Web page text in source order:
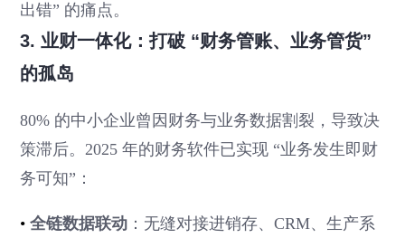
出错” 的痛点。
3. 业财一体化：打破 “财务管账、业务管货”
的孤岛
80% 的中小企业曾因财务与业务数据割裂，导致决
策滞后。2025 年的财务软件已实现 “业务发生即财
务可知”：
•全链数据联动 ：无缝对接进销存、CRM、生产系